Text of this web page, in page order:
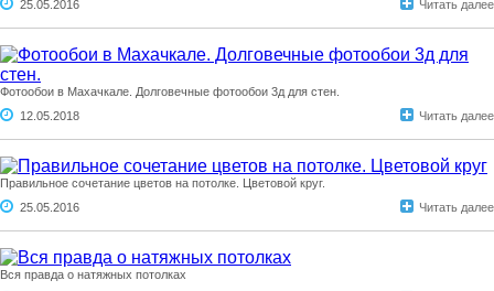
25.05.2016 Читать далее
Фотообои в Махачкале. Долговечные фотообои 3д для стен.
12.05.2018
Читать далее
Правильное сочетание цветов на потолке. Цветовой круг.
25.05.2016
Читать далее
Вся правда о натяжных потолках